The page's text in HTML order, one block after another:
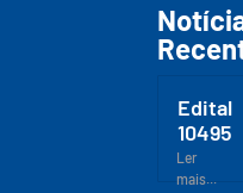
Edital
10495
Ler
mais...